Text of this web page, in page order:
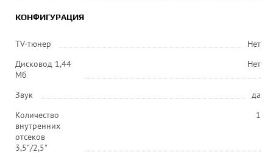
КОНФИГУРАЦИЯ
TV-тюнер
Нет
Дисковод 1,44
Мб
Нет
Звук
да
Количество
внутренних
отсеков
3,5"/2,5"
1